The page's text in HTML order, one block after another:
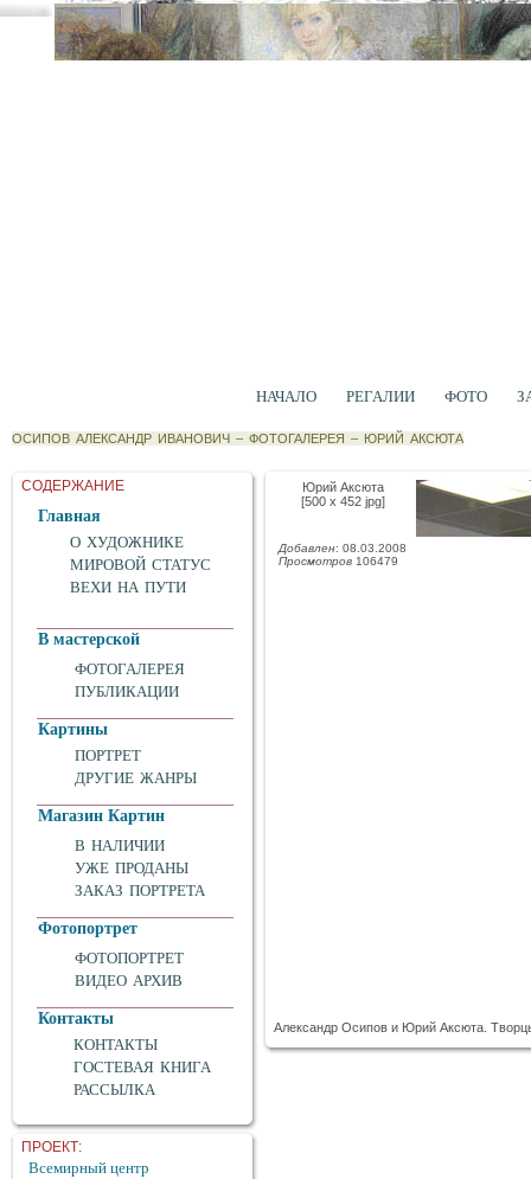
НАЧАЛО РЕГАЛИИ ФОТО
ОСИПОВ АЛЕКСАНДР ИВАНОВИЧ – ФОТОГАЛЕРЕЯ – ЮРИЙ АКСЮТА
СОДЕРЖАНИЕ
Главная
О ХУДОЖНИКЕ
МИРОВОЙ СТАТУС
ВЕХИ НА ПУТИ
В мастерской
ФОТОГАЛЕРЕЯ
ПУБЛИКАЦИИ
Картины
ПОРТРЕТ
ДРУГИЕ ЖАНРЫ
Магазин Картин
В НАЛИЧИИ
УЖЕ ПРОДАНЫ
ЗАКАЗ ПОРТРЕТА
Фотопортрет
ФОТОПОРТРЕТ
ВИДЕО АРХИВ
Контакты
КОНТАКТЫ
ГОСТЕВАЯ КНИГА
РАССЫЛКА
ПРОЕКТ:
Всемирный центр
Юрий Аксюта
[500 x 452 jpg]
Добавлен: 08.03.2008
Просмотров 106479
Александр Осипов и Юрий Аксюта.